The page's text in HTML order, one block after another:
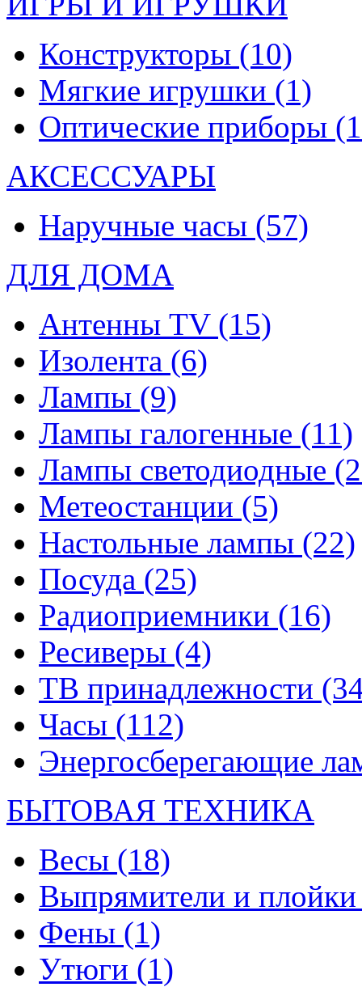
Конструкторы (10)
Мягкие игрушки (1)
Оптические приборы
АКСЕССУАРЫ
Наручные часы (57)
ДЛЯ ДОМА
Антенны TV (15)
Изолента (6)
Лампы (9)
Лампы галогенные (11)
Лампы светодиодные
Метеостанции (5)
Настольные лампы (22)
Посуда (25)
Радиоприемники (16)
Ресиверы (4)
ТВ принадлежности
Часы (112)
Энергосберегающие
БЫТОВАЯ ТЕХНИКА
Весы (18)
Выпрямители и
Фены (1)
Утюги (1)